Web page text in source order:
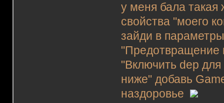
у меня бала такая
свойства "моего
зайди в
"Предотвращение
"Включить dep
ниже" добавь
наздоровье